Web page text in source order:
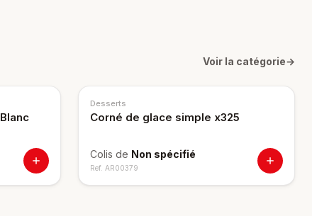
Voir la catégorie→
Desserts
Corné de glace simple x325
Colis de Non spécifié
Ref. AR00379